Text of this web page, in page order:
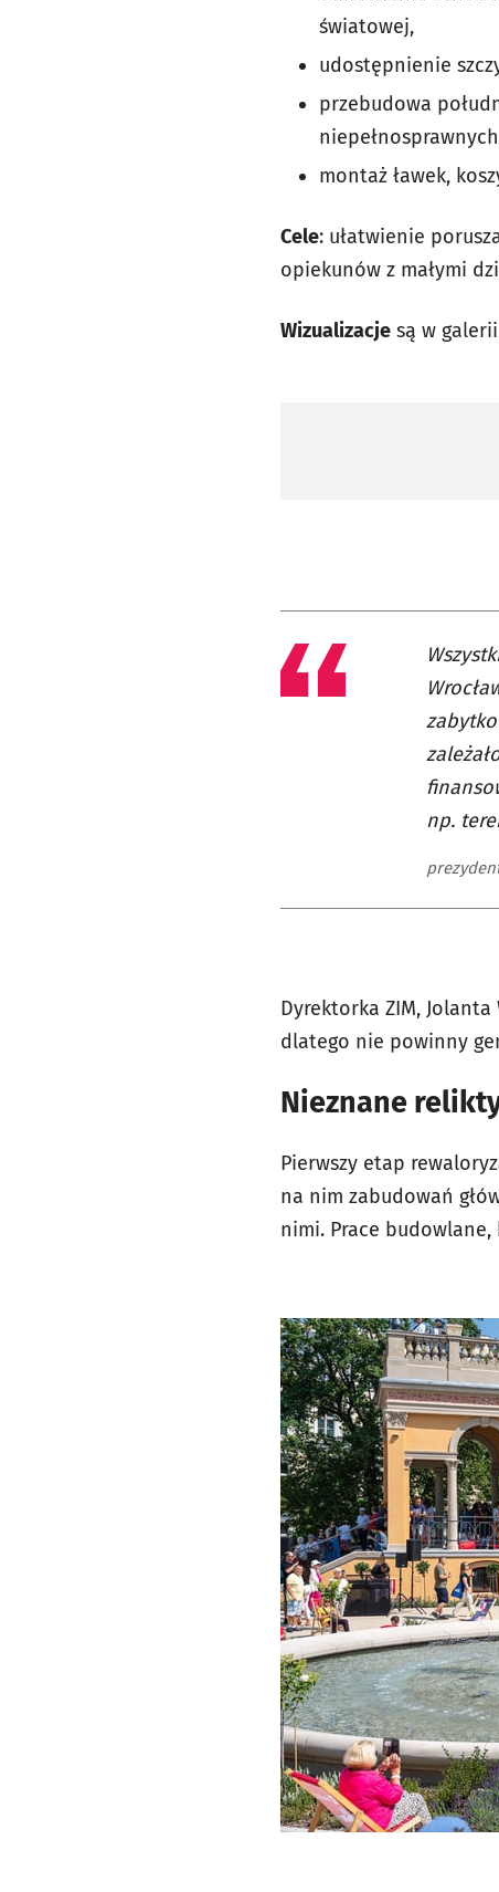
światowej,
udostępnienie
przebudowa
montaż ławek,
Cele: ułatwienie
opiekunów z małymi
Wizualizacje są w
np.
Dyrektorka ZIM,
dlatego nie powinny
Nieznane
Pierwszy etap
na nim zabudowań
nimi. Prace